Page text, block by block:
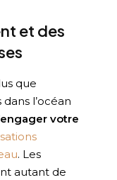
et des
que
l’océan
votre
. Les
autant de